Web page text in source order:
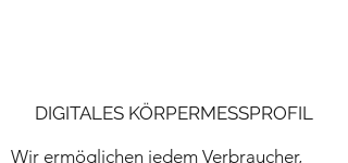
DIGITALES KÖRPERMESSPROFIL
Wir ermöglichen jedem Verbraucher,